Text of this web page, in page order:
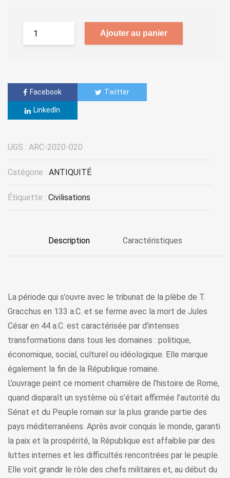
Ajouter au panier
Facebook Twitter
LinkedIn
UGS : ARC-2020-020
Catégorie : ANTIQUITÉ
Étiquette : Civilisations
Description Caractéristiques
La période qui s’ouvre avec le tribunat de la plèbe de T.
Gracchus en 133 a.C. et se ferme avec la mort de Jules
César en 44 a.C. est caractérisée par d’intenses
transformations dans tous les domaines : politique,
économique, social, culturel ou idéologique. Elle marque
également la fin de la République romaine.
L’ouvrage peint ce moment charnière de l’histoire de Rome,
quand disparaît un système où s’était affirmée l’autorité du
Sénat et du Peuple romain sur la plus grande partie des
pays méditerranéens. Après avoir conquis le monde, garanti
la paix et la prospérité, la République est affaiblie par des
luttes internes et les difficultés rencontrées par le peuple.
Elle voit grandir le rôle des chefs militaires et, au début du